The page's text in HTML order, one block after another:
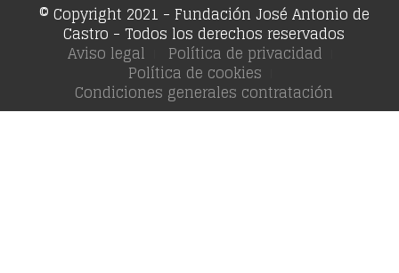
© Copyright 2021 - Fundación José Antonio de
Castro - Todos los derechos reservados
Aviso legal Política de privacidad
Política de cookies
Condiciones generales contratación